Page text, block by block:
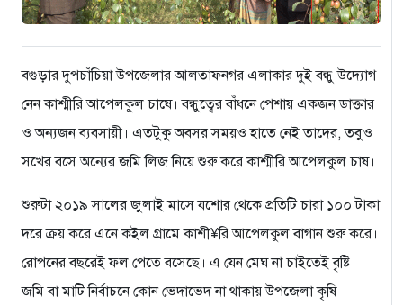
বগুড়ার দুপচাঁচিয়া উপজেলার আলতাফনগর এলাকার দুই বন্ধু উদ্যোগ
নেন কাশ্মীরি আপেলকুল চাষে। বন্ধুত্বের বাঁধনে পেশায় একজন ডাক্তার
ও অন্যজন ব্যবসায়ী। এতটুকু অবসর সময়ও হাতে নেই তাদের, তবুও
সখের বসে অন্যের জমি লিজ নিয়ে শুরু করে কাশ্মীরি আপেলকুল চাষ।
শুরুটা ২০১৯ সালের জুলাই মাসে যশোর থেকে প্রতিটি চারা ১০০ টাকা
দরে ক্রয় করে এনে কইল গ্রামে কাশী¥রি আপেলকুল বাগান শুরু করে।
রোপনের বছরেই ফল পেতে বসেছে। এ যেন মেঘ না চাইতেই বৃষ্টি।
জমি বা মাটি নির্বাচনে কোন ভেদাভেদ না থাকায় উপজেলা কৃষি